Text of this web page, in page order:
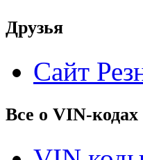
Друзья
Сайт
Все о VIN-кодах